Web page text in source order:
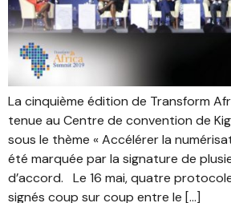
La cinquième édition de Transform
tenue au Centre de convention de
sous le thème « Accélérer la
été marquée par la signature de
d’accord. Le 16 mai, quatre
signés coup sur coup entre le […]